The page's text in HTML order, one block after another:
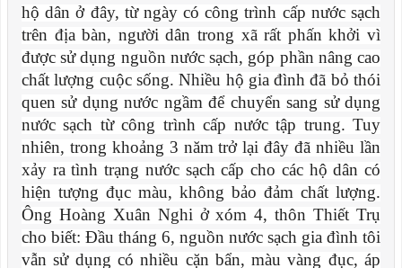
hộ dân ở đây, từ ngày có công trình cấp nước sạch
trên địa bàn, người dân trong xã rất phấn khởi vì
được sử dụng nguồn nước sạch, góp phần nâng cao
chất lượng cuộc sống. Nhiều hộ gia đình đã bỏ thói
quen sử dụng nước ngầm để chuyển sang sử dụng
nước sạch từ công trình cấp nước tập trung. Tuy
nhiên, trong khoảng 3 năm trở lại đây đã nhiều lần
xảy ra tình trạng nước sạch cấp cho các hộ dân có
hiện tượng đục màu, không bảo đảm chất lượng.
Ông Hoàng Xuân Nghi ở xóm 4, thôn Thiết Trụ
cho biết: Đầu tháng 6, nguồn nước sạch gia đình tôi
vẫn sử dụng có nhiều cặn bẩn, màu vàng đục, áp